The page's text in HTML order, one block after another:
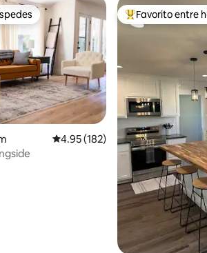
evaluaciones
Calificación promedio: 4.95 de
4.95 (182)
De los mejores en
Favorito entre